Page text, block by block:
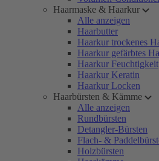
Haarmaske & Haarkur
Alle anzeigen
Haarbutter
Haarkur trockenes
Haarkur gefärbtes
Haarkur Feuchtigkeit
Haarkur Keratin
Haarkur Locken
Haarbürsten & Kämme
Alle anzeigen
Rundbürsten
Detangler-Bürsten
Flach- &
Holzbürsten